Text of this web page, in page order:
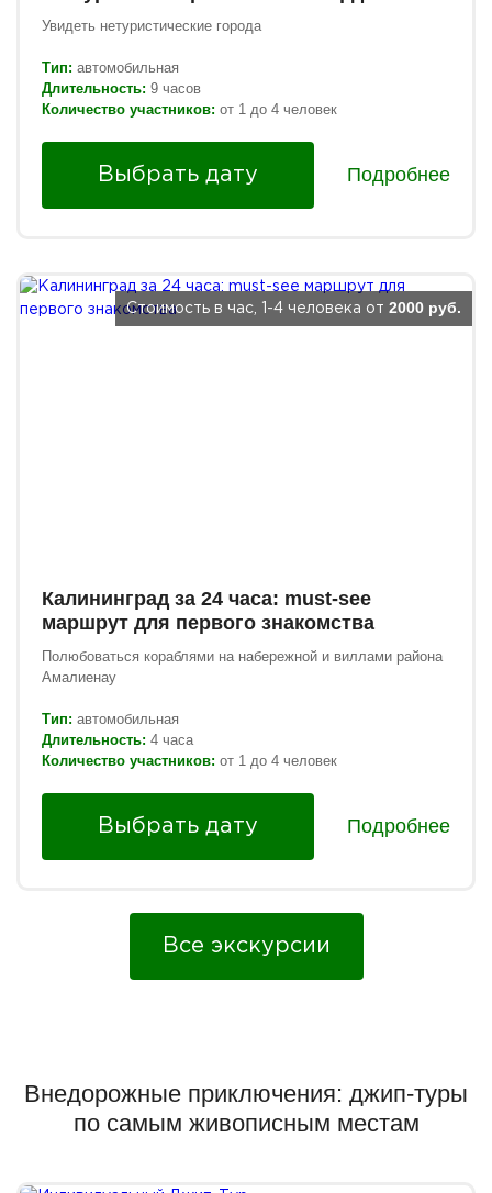
Увидеть нетуристические города
Тип: автомобильная
Длительность: 9 часов
Количество участников: от 1 до 4 человек
Выбрать дату Подробнее
Калининград за 24 часа: must-see
маршрут для первого знакомства
Полюбоваться кораблями на набережной и виллами района
Амалиенау
Тип: автомобильная
Длительность: 4 часа
Количество участников: от 1 до 4 человек
Стоимость в час, 1-4 человека от 2000 руб.
Выбрать дату Подробнее
Все экскурсии
Внедорожные приключения: джип-туры
по самым живописным местам